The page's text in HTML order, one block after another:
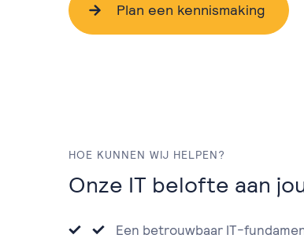
Plan een kennismaking
HOE KUNNEN WIJ HELPEN?
Onze IT belofte aan
Een betrouwbaar IT-